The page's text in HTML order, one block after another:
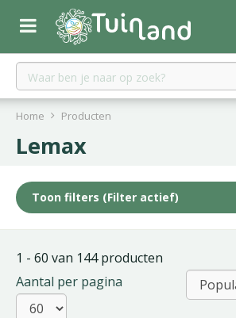
r
Home Producten
Lemax
Toon filters (Filter actief)
1 - 60 van 144 producten
Aantal per pagina